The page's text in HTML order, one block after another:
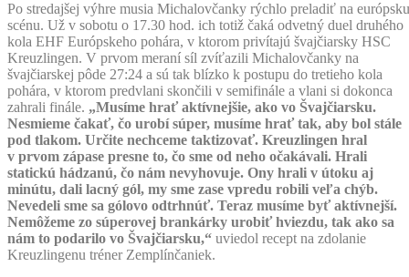
Po stredajšej výhre musia Michalovčanky rýchlo preladiť na európsku
scénu. Už v sobotu o 17.30 hod. ich totiž čaká odvetný duel druhého
kola EHF Európskeho pohára, v ktorom privítajú švajčiarsky HSC
Kreuzlingen. V prvom meraní síl zvíťazili Michalovčanky na
švajčiarskej pôde 27:24 a sú tak blízko k postupu do tretieho kola
pohára, v ktorom predvlani skončili v semifinále a vlani si dokonca
zahrali finále. „Musíme hrať aktívnejšie, ako vo Švajčiarsku.
Nesmieme čakať, čo urobí súper, musíme hrať tak, aby bol stále
pod tlakom. Určite nechceme taktizovať. Kreuzlingen hral
v prvom zápase presne to, čo sme od neho očakávali. Hrali
statickú hádzanú, čo nám nevyhovuje. Ony hrali v útoku aj
minútu, dali lacný gól, my sme zase vpredu robili veľa chýb.
Nevedeli sme sa gólovo odtrhnúť. Teraz musíme byť aktívnejší.
Nemôžeme zo súperovej brankárky urobiť hviezdu, tak ako sa
nám to podarilo vo Švajčiarsku,“ uviedol recept na zdolanie
Kreuzlingenu tréner Zemplínčaniek.